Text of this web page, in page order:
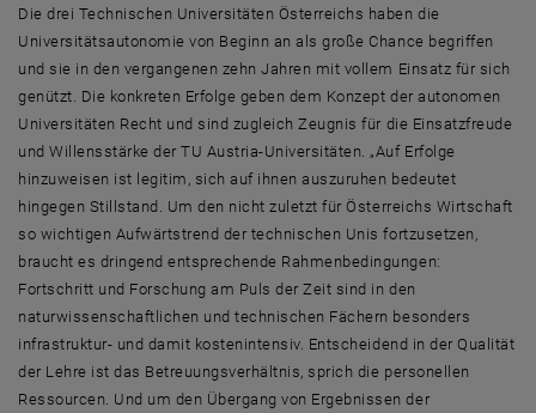
Die drei Technischen Universitäten Österreichs haben die
Universitätsautonomie von Beginn an als große Chance begriffen
und sie in den vergangenen zehn Jahren mit vollem Einsatz für sich
genützt. Die konkreten Erfolge geben dem Konzept der autonomen
Universitäten Recht und sind zugleich Zeugnis für die Einsatzfreude
und Willensstärke der TU Austria-Universitäten. „Auf Erfolge
hinzuweisen ist legitim, sich auf ihnen auszuruhen bedeutet
hingegen Stillstand. Um den nicht zuletzt für Österreichs Wirtschaft
so wichtigen Aufwärtstrend der technischen Unis fortzusetzen,
braucht es dringend entsprechende Rahmenbedingungen:
Fortschritt und Forschung am Puls der Zeit sind in den
naturwissenschaftlichen und technischen Fächern besonders
infrastruktur- und damit kostenintensiv. Entscheidend in der Qualität
der Lehre ist das Betreuungsverhältnis, sprich die personellen
Ressourcen. Und um den Übergang von Ergebnissen der